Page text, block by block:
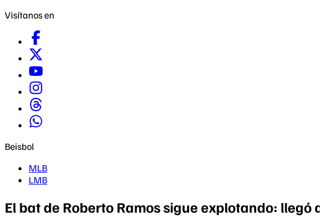
Visítanos en
Beisbol
MLB
LMB
El bat de Roberto Ramos sigue explotando: llegó